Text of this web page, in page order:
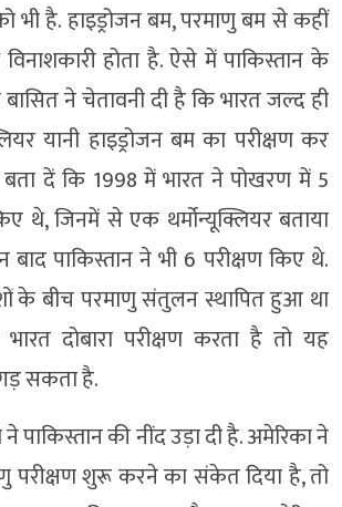
भी है. हाइड्रोजन बम, परमाणु बम से कहीं
होता है. ऐसे में पाकिस्तान के
ने चेतावनी दी है कि भारत जल्द ही
यानी हाइड्रोजन बम का परीक्षण कर
दें कि 1998 में भारत ने पोखरण में 5
थे, जिनमें से एक थर्मोन्यूक्लियर बताया
पाकिस्तान ने भी 6 परीक्षण किए थे.
के बीच परमाणु संतुलन स्थापित हुआ था
दोबारा परीक्षण करता है तो यह
सकता है.
ने पाकिस्तान की नींद उड़ा दी है. अमेरिका ने
परीक्षण शुरू करने का संकेत दिया है, तो